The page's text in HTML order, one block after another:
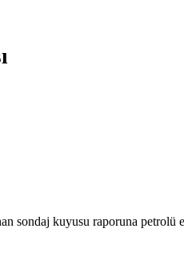
sondaj kuyusu raporuna